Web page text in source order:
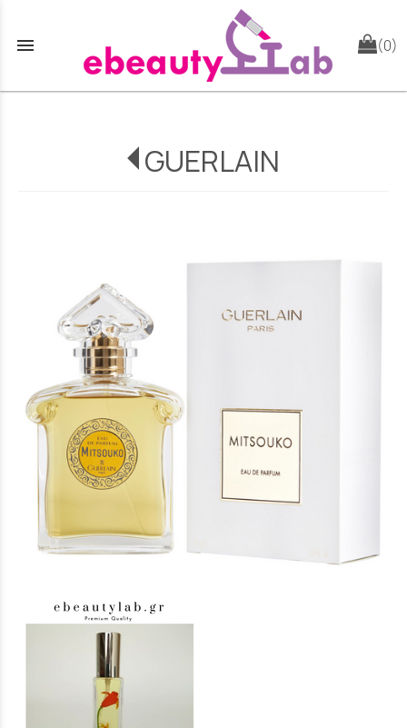
menu (0)
GUERLAIN